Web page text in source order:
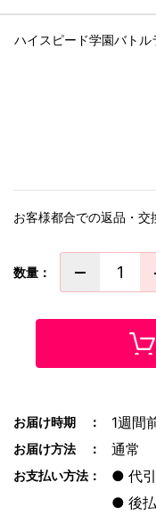
ハイスピード学園バト
お客様都合での返品・交
数量：
お届け時期 ： 1週間
お届け方法 ： 通常
お支払い方法： 代
後